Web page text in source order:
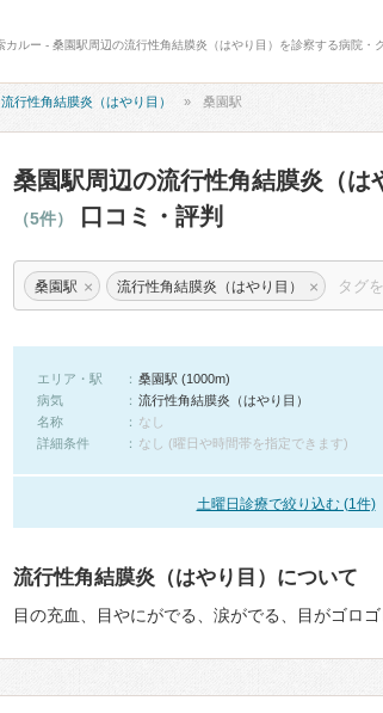
流行性角結膜炎（はやり目） 桑園駅
桑園駅周辺の流行性角結膜炎（
（5件） 口コミ・評判
桑園駅 × 流行性角結膜炎（はやり目） ×
エリア・駅
桑園駅 (1000m)
病気
流行性角結膜炎（はやり目）
名称
なし
詳細条件
なし (曜日や時間帯を指定できます)
土曜日診療で絞り込む (1件)
流行性角結膜炎（はやり目）について
目の充血、目やにがでる、涙がでる、目がゴロ